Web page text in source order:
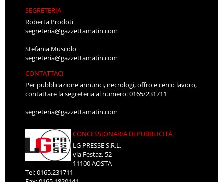
SEGRETERIA
Roberta Prodoti
segreteria@gazzettamatin.com
Stefania Muscolo
segreteria@gazzettamatin.com
CONTATTACI
Per pubblicazione annunci, necrologi, offro e cerco lavoro,
contattare la segreteria al numero: 0165/231711
segreteria@gazzettamatin.com
CONCESSIONARIA DI PUBBLICITÀ
LG PRESSE S.R.L.
via Festaz, 52
11100 AOSTA
Tel: 0165.231711